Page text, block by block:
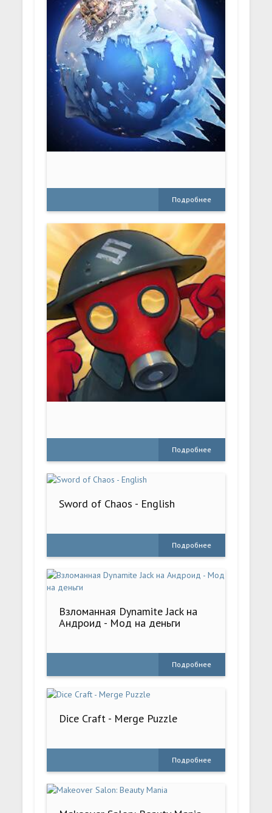
Подробнее
Подробнее
Sword of Chaos - English
Подробнее
Взломанная Dynamite Jack на
Андроид - Мод на деньги
Подробнее
Dice Craft - Merge Puzzle
Подробнее